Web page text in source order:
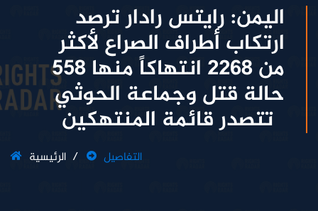
اليمن: رايتس رادار ترصد
ارتكاب أطراف الصراع لأكثر
من 2268 انتهاكاً منها 558
حالة قتل وجماعة الحوثي
الرئيسية التفاصيل